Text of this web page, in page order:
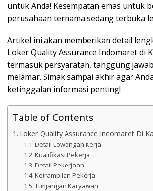
untuk Anda! Kesempatan emas untuk
perusahaan ternama sedang terbuka
Artikel ini akan memberikan detail
Loker Quality Assurance Indomaret di
termasuk persyaratan, tanggung
melamar. Simak sampai akhir agar
ketinggalan informasi penting!
Table of Contents
Loker Quality Assurance Indomaret Di
Detail Lowongan Kerja
Kualifikasi Pekerja
Detail Pekerjaan
Ketrampilan Pekerja
Tunjangan Karyawan